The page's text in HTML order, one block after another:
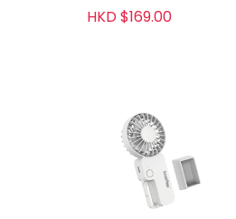
HKD $169.00